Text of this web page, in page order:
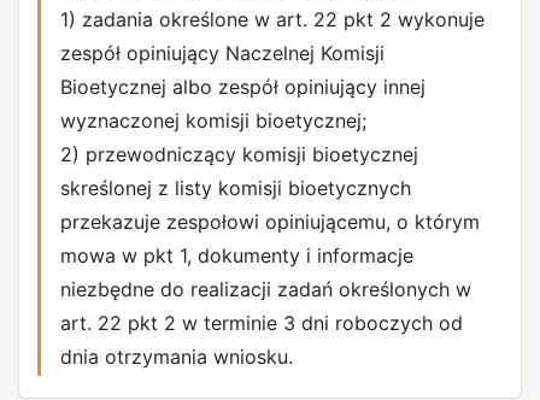
1) zadania określone w art. 22 pkt 2 wykonuje
zespół opiniujący Naczelnej Komisji
Bioetycznej albo zespół opiniujący innej
wyznaczonej komisji bioetycznej;
2) przewodniczący komisji bioetycznej
skreślonej z listy komisji bioetycznych
przekazuje zespołowi opiniującemu, o którym
mowa w pkt 1, dokumenty i informacje
niezbędne do realizacji zadań określonych w
art. 22 pkt 2 w terminie 3 dni roboczych od
dnia otrzymania wniosku.